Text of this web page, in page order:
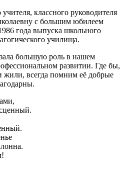
классного руководителя
с большим юбилеем
года выпуска школьного
училища.
большую роль в нашем
развитии. Где бы,
жили, всегда помним её добрые